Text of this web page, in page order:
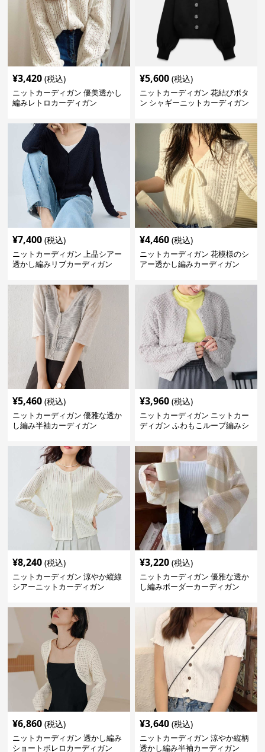
¥3,420 (税込)
ニットカーディガン 優美透かし
編みレトロカーディガン
¥5,600 (税込)
ニットカーディガン 花結びボタ
ン シャギーニットカーディガン
¥7,400 (税込)
ニットカーディガン 上品シアー
透かし編みリブカーディガン
¥4,460 (税込)
ニットカーディガン 花模様のシ
アー透かし編みカーディガン
¥5,460 (税込)
ニットカーディガン 優雅な透か
し編み半袖カーディガン
¥3,960 (税込)
ニットカーディガン ニットカー
ディガン ふわもこループ編みシ
¥8,240 (税込)
ニットカーディガン 涼やか縦線
シアーニットカーディガン
¥3,220 (税込)
ニットカーディガン 優雅な透か
し編みボーダーカーディガン
¥6,860 (税込)
ニットカーディガン 透かし編み
ショートボレロカーディガン
¥3,640 (税込)
ニットカーディガン 涼やか縦柄
透かし編み半袖カーディガン